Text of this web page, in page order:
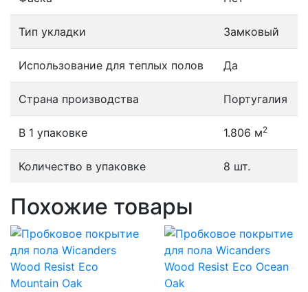
Тип укладки Замковый
Использование для теплых полов Да
Страна производства Португалия
В 1 упаковке 1.806 м2
Количество в упаковке 8 шт.
Похожие товары